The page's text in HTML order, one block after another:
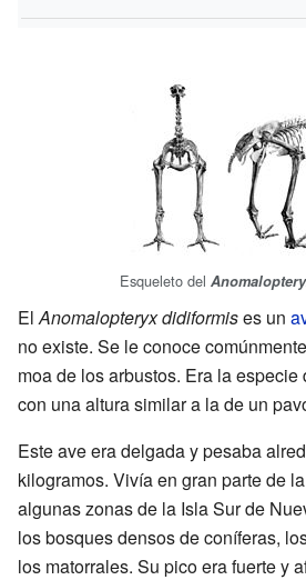
Esqueleto del
ElAnomalopteryx didiformises un
no existe. Se le conoce
moa de los arbustos. Era la especie
con una altura similar a la de un
Este ave era delgada y pesaba
kilogramos. Vivía en gran parte de la
algunas zonas de la Isla Sur de
los bosques densos de coníferas,
los matorrales. Su pico era fuerte y